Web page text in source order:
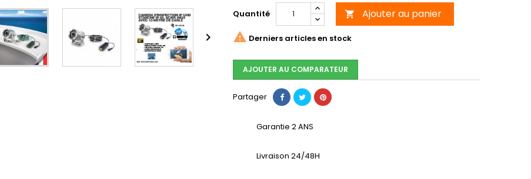

Quantité  Ajouter au panier
 Derniers articles en stock
AJOUTER AU COMPARATEUR
Partager
Garantie 2 ANS
Livraison 24/48H